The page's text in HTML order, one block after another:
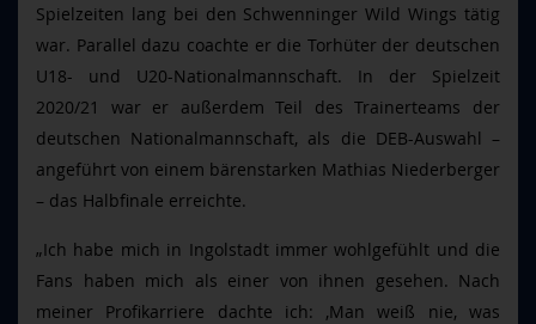
Spielzeiten lang bei den Schwenninger Wild Wings tätig
war. Parallel dazu coachte er die Torhüter der deutschen
U18- und U20-Nationalmannschaft. In der Spielzeit
2020/21 war er außerdem Teil des Trainerteams der
deutschen Nationalmannschaft, als die DEB-Auswahl –
angeführt von einem bärenstarken Mathias Niederberger
– das Halbfinale erreichte.
„Ich habe mich in Ingolstadt immer wohlgefühlt und die
Fans haben mich als einer von ihnen gesehen. Nach
meiner Profikarriere dachte ich: ‚Man weiß nie, was